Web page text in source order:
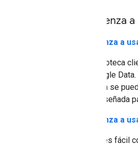
Comienza
Comienza a
La biblioteca
de Google
también se
está diseñada
Comienza a
Nunca es fácil